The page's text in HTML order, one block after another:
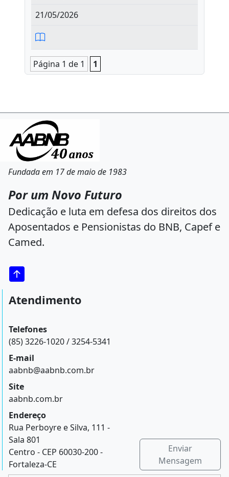
21/05/2026
Página 1 de 1 1
Fundada em 17 de maio de 1983
Por um Novo Futuro
Dedicação e luta em defesa dos direitos dos
Aposentados e Pensionistas do BNB, Capef e
Camed.
Atendimento
Telefones
(85) 3226-1020 / 3254-5341
E-mail
aabnb@aabnb.com.br
Site
aabnb.com.br
Endereço
Rua Perboyre e Silva, 111 -
Sala 801
Centro - CEP 60030-200 -
Fortaleza-CE
Enviar
Mensagem